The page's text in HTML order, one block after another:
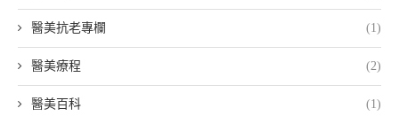
醫美抗老專欄 (1)
醫美療程 (2)
醫美百科 (1)